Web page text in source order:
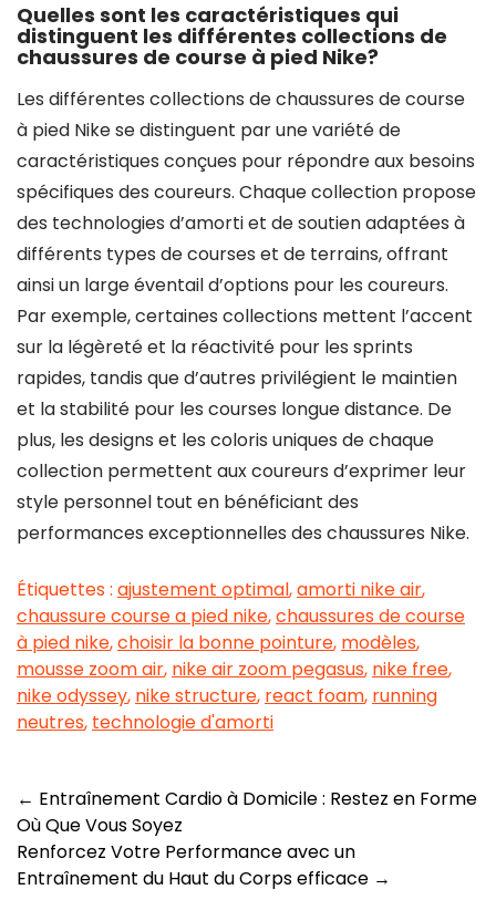
Quelles sont les caractéristiques qui
distinguent les différentes collections de
chaussures de course à pied Nike?
Les différentes collections de chaussures de course
à pied Nike se distinguent par une variété de
caractéristiques conçues pour répondre aux besoins
spécifiques des coureurs. Chaque collection propose
des technologies d’amorti et de soutien adaptées à
différents types de courses et de terrains, offrant
ainsi un large éventail d’options pour les coureurs.
Par exemple, certaines collections mettent l’accent
sur la légèreté et la réactivité pour les sprints
rapides, tandis que d’autres privilégient le maintien
et la stabilité pour les courses longue distance. De
plus, les designs et les coloris uniques de chaque
collection permettent aux coureurs d’exprimer leur
style personnel tout en bénéficiant des
performances exceptionnelles des chaussures Nike.
Étiquettes : ajustement optimal,amorti nike air,
chaussure course a pied nike,chaussures de course
à pied nike,choisir la bonne pointure, modèles,
mousse zoom air, nike air zoom pegasus, nike free,
nike odyssey, nike structure, react foam, running
neutres, technologie d'amorti
Navigation
des
articles
← Entraînement Cardio à Domicile : Restez en Forme
Où Que Vous Soyez
Renforcez Votre Performance avec un
Entraînement du Haut du Corps efficace →